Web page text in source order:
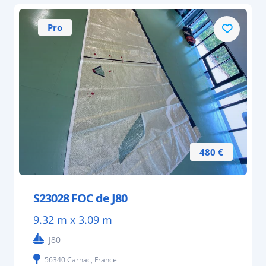
480 €
Pro
S23028 FOC de J80
9.32 m x 3.09 m
J80
56340 Carnac, France